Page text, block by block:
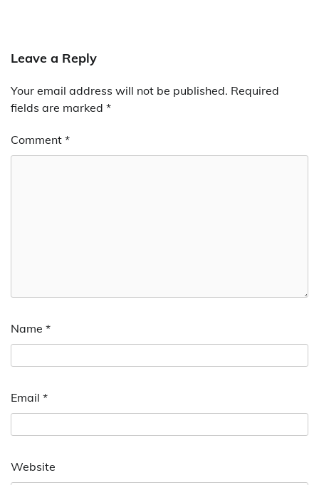
Leave a Reply
Your email address will not be published. Required
fields are marked *
Comment *
Name *
Email *
Website